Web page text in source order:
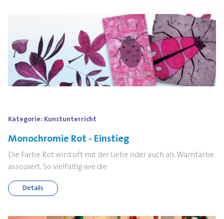
Kategorie: Kunstunterricht
Monochromie Rot - Einstieg
Die Farbe Rot wird oft mit der Liebe oder auch als Warnfarbe
assoziiert. So vielfältig wie die
Details